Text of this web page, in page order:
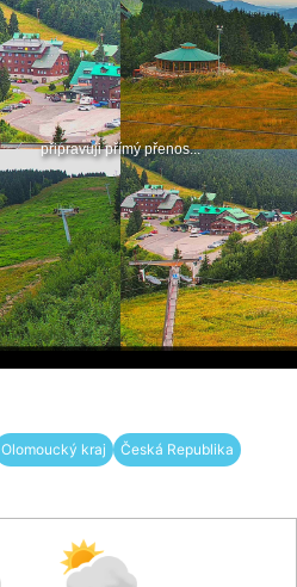
Olomoucký kraj
Česká Republika